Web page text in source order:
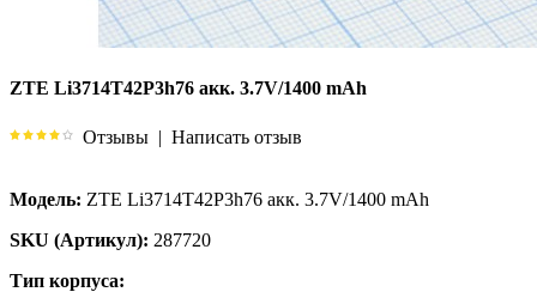
ZTE Li3714T42P3h76 акк. 3.7V/1400 mAh
Отзывы | Написать отзыв
Модель: ZTE Li3714T42P3h76 акк. 3.7V/1400 mAh
SKU (Артикул): 287720
Тип корпуса: